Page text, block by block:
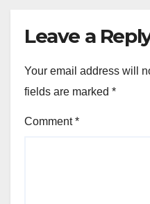
Leave a
Your email address will
fields are marked *
Comment*